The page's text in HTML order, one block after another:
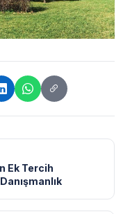
Ek Tercih